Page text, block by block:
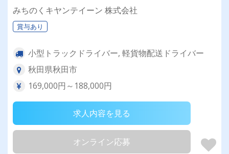
みちのくキヤンテイーン 株式会社
賞与あり
小型トラックドライバー, 軽貨物配送ドライバー
秋田県秋田市
169,000円～188,000円
求人内容を見る
オンライン応募